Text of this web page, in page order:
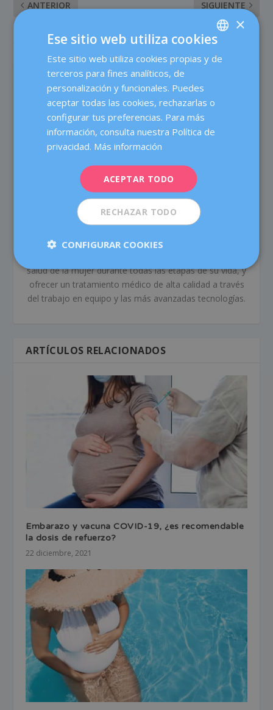
ANTERIOR
Las semanas clave del
embarazo
SIGUIENTE
Revisión de suelo pélvico:
un must en tu agenda
SOBRE EL AUTOR
Dexeus Mujer
Dexeus Mujer es un centro especializado en ofrecer
atención integral a la mujer en las áreas de Obstetricia,
Ginecología y Medicina de la Reproducción, pionero en
su ámbito de actuación, y con más de 80 años de
experiencia. Contamos con más de 60 médicos y
salud de la mujer durante todas las etapas de su vida, y
ofrecer un tratamiento médico de alta calidad a través
del trabajo en equipo y las más avanzadas tecnologías.
ARTÍCULOS RELACIONADOS
Embarazo y vacuna COVID-19, ¿es recomendable
la dosis de refuerzo?
22 diciembre, 2021
SPANISH
×
Ese sitio web utiliza cookies
Este sitio web utiliza cookies propias y de
terceros para fines analíticos, de
personalización y funcionales. Puedes
aceptar todas las cookies, rechazarlas o
configurar tus preferencias. Para más
información, consulta nuestra Política de
privacidad. Más información
ACEPTAR TODO
RECHAZAR TODO
CONFIGURAR COOKIES